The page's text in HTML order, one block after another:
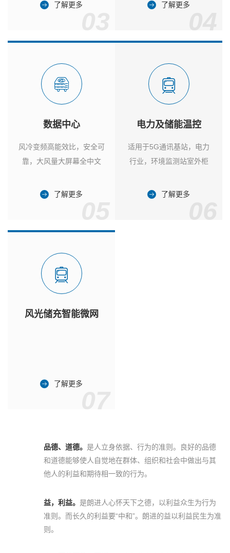
了解更多 了解更多
数据中心
风冷变频高能效比，安全可
靠，大风量大屏幕全中文
了解更多
电力及储能温控
适用于5G通讯基站，电力
行业，环境监测站室外柜
了解更多
风光储充智能微网
了解更多
品德、道德。 是人立身依据、行为的准则。良好的品德
和道德能够使人自觉地在群体、组织和社会中做出与其
他人的利益和期待相一致的行为。
益，利益。 是朗进人心怀天下之德，以利益众生为行为
准则。而长久的利益要“中和”。朗进的益以利益民生为准
则。